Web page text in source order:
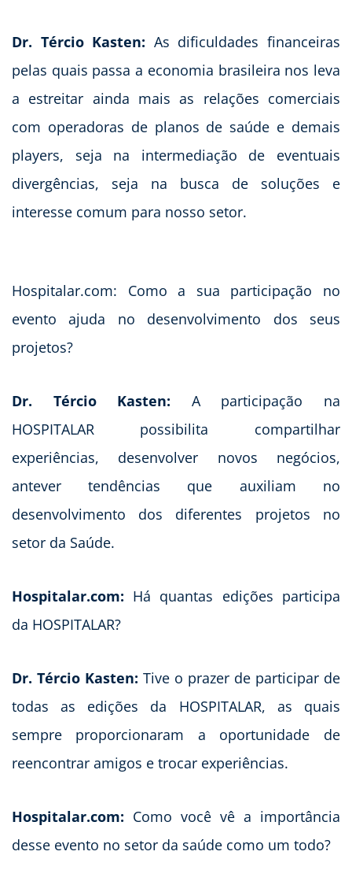
Dr. Tércio Kasten: As dificuldades financeiras
pelas quais passa a economia brasileira nos leva
a estreitar ainda mais as relações comerciais
com operadoras de planos de saúde e demais
players, seja na intermediação de eventuais
divergências, seja na busca de soluções e
interesse comum para nosso setor.
Hospitalar.com: Como a sua participação no
evento ajuda no desenvolvimento dos seus
projetos?
Dr. Tércio Kasten: A participação na
HOSPITALAR possibilita compartilhar
experiências, desenvolver novos negócios,
antever tendências que auxiliam no
desenvolvimento dos diferentes projetos no
setor da Saúde.
Hospitalar.com: Há quantas edições participa
da HOSPITALAR?
Dr. Tércio Kasten: Tive o prazer de participar de
todas as edições da HOSPITALAR, as quais
sempre proporcionaram a oportunidade de
reencontrar amigos e trocar experiências.
Hospitalar.com: Como você vê a importância
desse evento no setor da saúde como um todo?